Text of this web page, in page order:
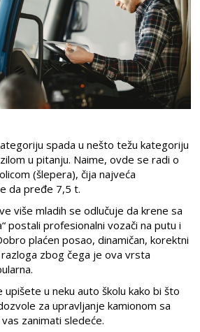
spada u nešto težu kategoriju
u pitanju. Naime, ovde se radi o
(šlepera), čija najveća
da pređe 7,5 t.
više mladih se odlučuje da krene sa
postali profesionalni vozači na putu i
plaćen posao, dinamičan, korektni
zbog čega je ova vrsta
upišete u neku auto školu kako bi što
za upravljanje kamionom sa
zanimati sledeće.